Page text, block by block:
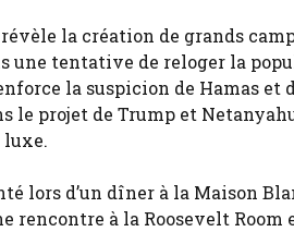
la création de grands
une tentative de reloger la
la suspicion de Hamas et
projet de Trump et
luxe.
lors d’un dîner à la Maison
rencontre à la Roosevelt